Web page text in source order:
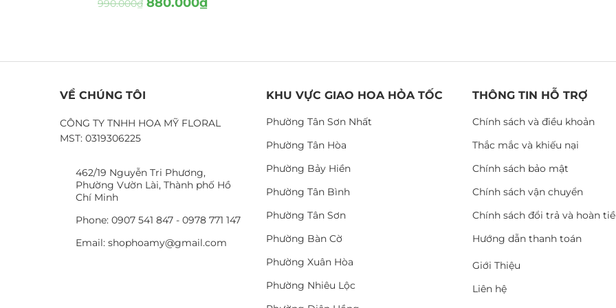
990.000₫
VỀ CHÚNG TÔI
CÔNG TY TNHH HOA MỸ FLORAL
MST: 0319306225
462/19 Nguyễn Tri Phương,
Phường Vườn Lài, Thành phố Hồ
Chí Minh
Phone: 0907 541 847 - 0978 771 147
Email: shophoamy@gmail.com
KHU VỰC GIAO HOA HỎA TỐC
Phường Tân Sơn Nhất
Phường Tân Hòa
Phường Bảy Hiền
Phường Tân Bình
Phường Tân Sơn
Phường Bàn Cờ
Phường Xuân Hòa
Phường Nhiêu Lộc
THÔNG TIN HỖ TRỢ
Chính sách và điều khoản
Thắc mắc và khiếu nại
Chính sách bảo mật
Chính sách vận chuyển
Chính sách đổi trả và hoàn
Hướng dẫn thanh toán
Giới Thiệu
Liên hệ